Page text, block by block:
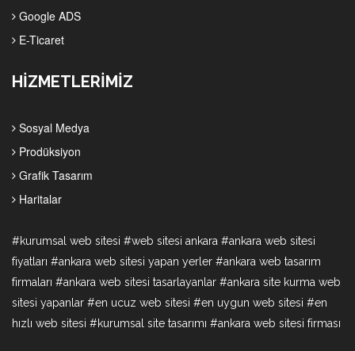
Google ADS
E-Ticaret
HİZMETLERİMİZ
Sosyal Medya
Prodüksiyon
Grafik Tasarım
Haritalar
#kurumsal web sitesi #web sitesi ankara #ankara web sitesi
fiyatları #ankara web sitesi yapan yerler #ankara web tasarım
firmaları #ankara web sitesi tasarlayanlar #ankara site kurma web
sitesi yapanlar #en ucuz web sitesi #en uygun web sitesi #en
hızlı web sitesi #kurumsal site tasarımı #ankara web sitesi firması